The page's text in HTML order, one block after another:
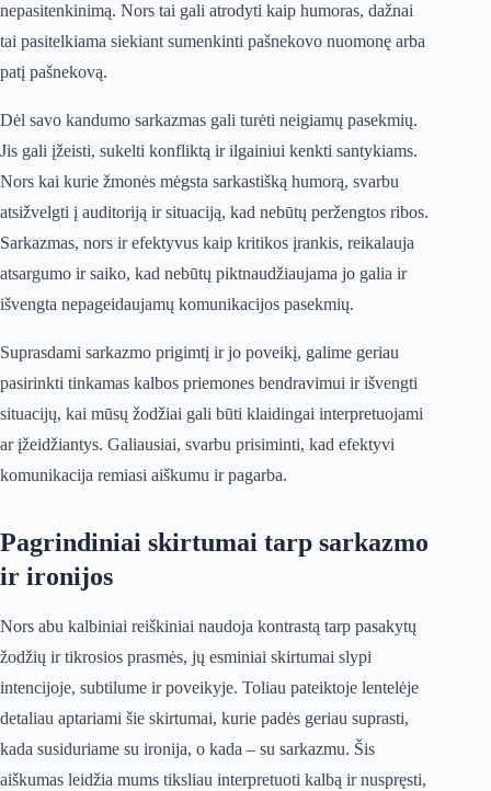
nepasitenkinimą. Nors tai gali atrodyti kaip humoras, dažnai
tai pasitelkiama siekiant sumenkinti pašnekovo nuomonę arba
patį pašnekovą.
Dėl savo kandumo sarkazmas gali turėti neigiamų pasekmių.
Jis gali įžeisti, sukelti konfliktą ir ilgainiui kenkti santykiams.
Nors kai kurie žmonės mėgsta sarkastišką humorą, svarbu
atsižvelgti į auditoriją ir situaciją, kad nebūtų peržengtos ribos.
Sarkazmas, nors ir efektyvus kaip kritikos įrankis, reikalauja
atsargumo ir saiko, kad nebūtų piktnaudžiaujama jo galia ir
išvengta nepageidaujamų komunikacijos pasekmių.
Suprasdami sarkazmo prigimtį ir jo poveikį, galime geriau
pasirinkti tinkamas kalbos priemones bendravimui ir išvengti
situacijų, kai mūsų žodžiai gali būti klaidingai interpretuojami
ar įžeidžiantys. Galiausiai, svarbu prisiminti, kad efektyvi
komunikacija remiasi aiškumu ir pagarba.
Pagrindiniai skirtumai tarp sarkazmo
ir ironijos
Nors abu kalbiniai reiškiniai naudoja kontrastą tarp pasakytų
žodžių ir tikrosios prasmės, jų esminiai skirtumai slypi
intencijoje, subtilume ir poveikyje. Toliau pateiktoje lentelėje
detaliau aptariami šie skirtumai, kurie padės geriau suprasti,
kada susiduriame su ironija, o kada – su sarkazmu. Šis
aiškumas leidžia mums tiksliau interpretuoti kalbą ir nuspręsti,